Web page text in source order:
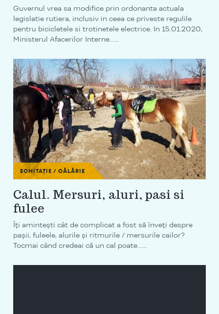
Guvernul vrea sa modifice prin ordonanta actuala
legislatie rutiera, inclusiv in ceea ce priveste regulile
pentru bicicletele si trotinetele electrice. In 15.01.2020,
Ministerul Afacerilor Interne…...
ECHITAȚIE / CĂLĂRIE
Calul. Mersuri, aluri, pasi si
fulee
Îți amintești cât de complicat a fost să înveți despre
pașii, fuleele, alurile și ritmurile / mersurile cailor?
Tocmai când credeai că un cal poate…...